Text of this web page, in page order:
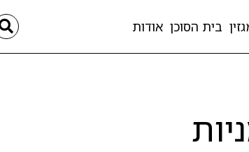
בית הסוכן אודות